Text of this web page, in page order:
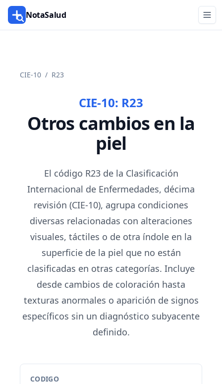
NotaSalud
CIE-10 / R23
CIE-10: R23
Otros cambios en la
piel
El código R23 de la Clasificación
Internacional de Enfermedades, décima
revisión (CIE-10), agrupa condiciones
diversas relacionadas con alteraciones
visuales, táctiles o de otra índole en la
superficie de la piel que no están
clasificadas en otras categorías. Incluye
desde cambios de coloración hasta
texturas anormales o aparición de signos
específicos sin un diagnóstico subyacente
definido.
CODIGO